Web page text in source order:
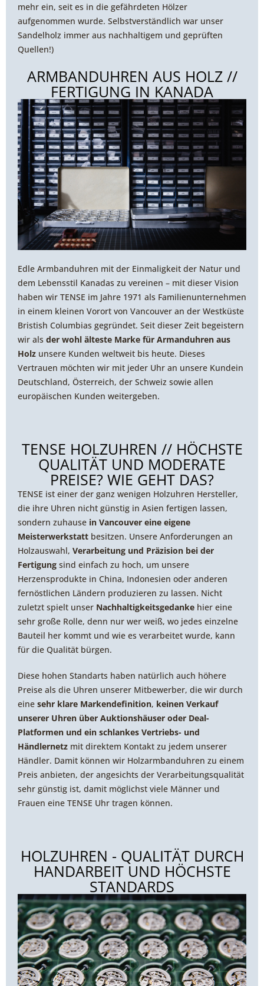
mehr ein, seit es in die gefährdeten Hölzer
aufgenommen wurde. Selbstverständlich war unser
Sandelholz immer aus nachhaltigem und geprüften
Quellen!)
ARMBANDUHREN AUS HOLZ //
FERTIGUNG IN KANADA
Edle Armbanduhren mit der Einmaligkeit der Natur und
dem Lebensstil Kanadas zu vereinen – mit dieser Vision
haben wir TENSE im Jahre 1971 als Familienunternehmen
in einem kleinen Vorort von Vancouver an der Westküste
Bristish Columbias gegründet. Seit dieser Zeit begeistern
wir als der wohl älteste Marke für Armanduhren aus
Holz unsere Kunden weltweit bis heute. Dieses
Vertrauen möchten wir mit jeder Uhr an unsere Kundein
Deutschland, Österreich, der Schweiz sowie allen
europäischen Kunden weitergeben.
TENSE HOLZUHREN // HÖCHSTE
QUALITÄT UND MODERATE
PREISE? WIE GEHT DAS?
TENSE ist einer der ganz wenigen Holzuhren Hersteller,
die ihre Uhren nicht günstig in Asien fertigen lassen,
sondern zuhause in Vancouver eine eigene
Meisterwerkstatt besitzen. Unsere Anforderungen an
Holzauswahl, Verarbeitung und Präzision bei der
Fertigung sind einfach zu hoch, um unsere
Herzensprodukte in China, Indonesien oder anderen
fernöstlichen Ländern produzieren zu lassen. Nicht
zuletzt spielt unser Nachhaltigkeitsgedanke hier eine
sehr große Rolle, denn nur wer weiß, wo jedes einzelne
Bauteil her kommt und wie es verarbeitet wurde, kann
für die Qualität bürgen.
Diese hohen Standarts haben natürlich auch höhere
Preise als die Uhren unserer Mitbewerber, die wir durch
eine sehr klare Markendefinition, keinen Verkauf
unserer Uhren über Auktionshäuser oder Deal-
Platformen und ein schlankes Vertriebs- und
Händlernetz mit direktem Kontakt zu jedem unserer
Händler. Damit können wir Holzarmbanduhren zu einem
Preis anbieten, der angesichts der Verarbeitungsqualität
sehr günstig ist, damit möglichst viele Männer und
Frauen eine TENSE Uhr tragen können.
HOLZUHREN - QUALITÄT DURCH
HANDARBEIT UND HÖCHSTE
STANDARDS